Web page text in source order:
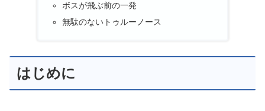
ボスが飛ぶ前の一発
無駄のないトゥルーノース
はじめに